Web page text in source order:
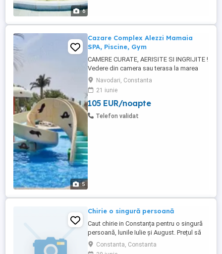
6
5
Cazare Complex Alezzi Mamaia
SPA, Piscine, Gym
CAMERE CURATE, AERISITE SI INGRIJITE !
Vedere din camera sau terasa la marea
neagra Review-uri gasiti pe Booking cu:
BLACK SEA VIEW STUDIO & SPA & POOLS
MAMAIA NORD VORBIM DE RESORT NU
DOAR DE INCHIRIERE. CU ACCES LA
TOATE FACILITATILE. Plaja nu a fost
Navodari, Constanta
21 iunie
105 EUR/noapte
Telefon validat
Chirie o singură persoană
Caut chirie in Constanța pentru o singură
persoană, lunile Iulie și August. Prețul să
fie în jurul sumei de 300 350 . Aștept
ofertele dumneavoastră aici sau pe
Constanta, Constanta